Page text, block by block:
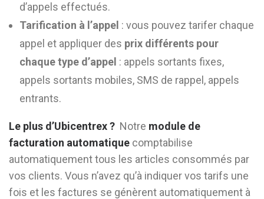
d’appels effectués.
Tarification à l’appel : vous pouvez tarifer chaque
appel et appliquer des prix différents pour
chaque type d’appel : appels sortants fixes,
appels sortants mobiles, SMS de rappel, appels
entrants.
Le plus d’Ubicentrex ? Notre module de
facturation automatique comptabilise
automatiquement tous les articles consommés par
vos clients. Vous n’avez qu’à indiquer vos tarifs une
fois et les factures se génèrent automatiquement à